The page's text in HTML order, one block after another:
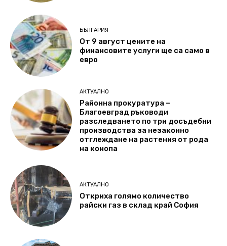
БЪЛГАРИЯ
От 9 август цените на
финансовите услуги ще са само в
евро
АКТУАЛНО
Районна прокуратура –
Благоевград ръководи
разследването по три досъдебни
производства за незаконно
отглеждане на растения от рода
на конопа
АКТУАЛНО
Откриха голямо количество
райски газ в склад край София